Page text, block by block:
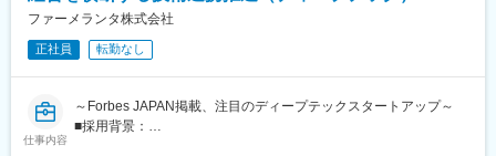
す。
国家プロジェクトや大手企業との共同研究も進行中で、日本のも
のづくりに新しい常識を生み出す挑戦を続けています。
ション機会も豊富です。現場の方から情報を引き出すためのコミ
■中途入社者からの声
もフラットに議論できる」「自社開発の教育システムで学びなが
らスピード成長」「国家プロジェクトや大手企業との共同研究に
ファーメランタ株式会社
正社員 転勤なし
仕事内容
～Forbes JAPAN掲載、注目のディープテックスタートアップ～
■採用背景：